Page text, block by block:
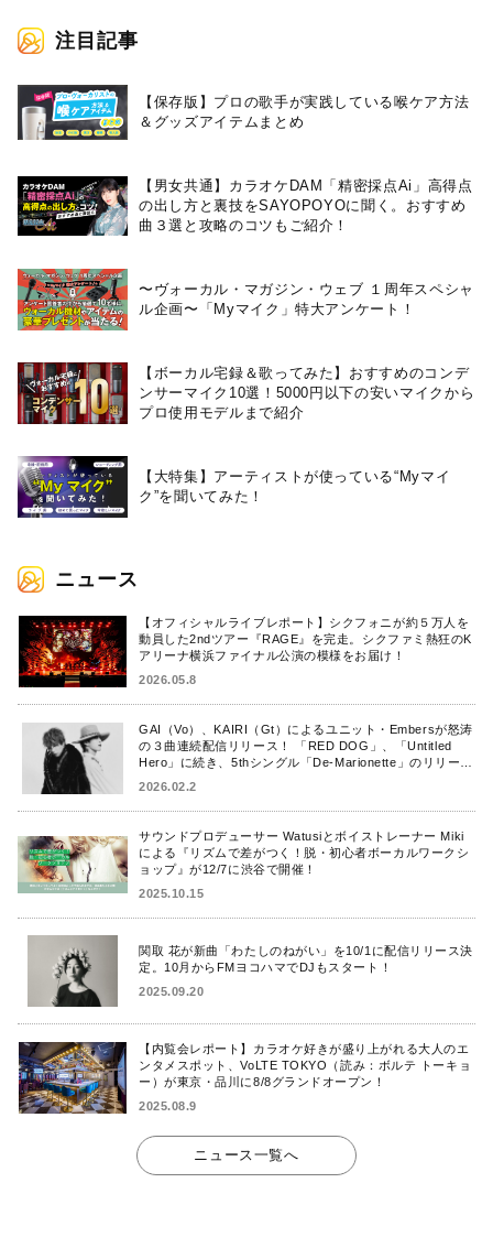
注目記事
【保存版】プロの歌手が実践している喉ケア⽅法
＆グッズアイテムまとめ
【男女共通】カラオケDAM「精密採点Ai」高得点
の出し方と裏技をSAYOPOYOに聞く。おすすめ
曲３選と攻略のコツもご紹介！
〜ヴォーカル・マガジン・ウェブ １周年スペシャ
ル企画〜「Myマイク」特大アンケート！
【ボーカル宅録＆歌ってみた】おすすめのコンデ
ンサーマイク10選！5000円以下の安いマイクから
プロ使用モデルまで紹介
【大特集】アーティストが使っている“Myマイ
ク”を聞いてみた！
ニュース
【オフィシャルライブレポート】シクフォニが約５万人を
動員した2ndツアー『RAGE』を完走。シクファミ熱狂のK
アリーナ横浜ファイナル公演の模様をお届け！
2026.05.8
GAI（Vo）、KAIRI（Gt）によるユニット・Embersが怒涛
の３曲連続配信リリース！ 「RED DOG」、「Untitled
Hero」に続き、5thシングル「De-Marionette」のリリース
2026.02.2
サウンドプロデューサー Watusiとボイストレーナー Miki
による『リズムで差がつく！脱・初心者ボーカルワークシ
ョップ』が12/7に渋谷で開催！
2025.10.15
関取 花が新曲「わたしのねがい」を10/1に配信リリース決
定。10月からFMヨコハマでDJもスタート！
2025.09.20
【内覧会レポート】カラオケ好きが盛り上がれる大人のエ
ンタメスポット、VoLTE TOKYO（読み：ボルテ トーキョ
ー）が東京・品川に8/8グランドオープン！
2025.08.9
ニュース一覧へ